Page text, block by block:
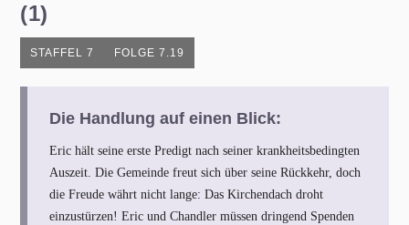
(1)
STAFFEL 7 FOLGE 7.19
Die Handlung auf einen Blick:
Eric hält seine erste Predigt nach seiner krankheitsbedingten
Auszeit. Die Gemeinde freut sich über seine Rückkehr, doch
die Freude währt nicht lange: Das Kirchendach droht
einzustürzen! Eric und Chandler müssen dringend Spenden